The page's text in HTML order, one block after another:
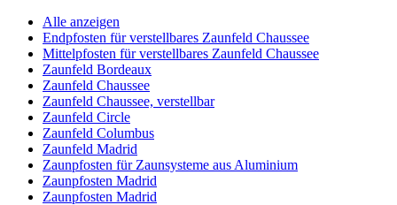
Alle anzeigen
Endpfosten für verstellbares Zaunfeld Chaussee
Mittelpfosten für verstellbares Zaunfeld Chaussee
Zaunfeld Bordeaux
Zaunfeld Chaussee
Zaunfeld Chaussee, verstellbar
Zaunfeld Circle
Zaunfeld Columbus
Zaunfeld Madrid
Zaunpfosten für Zaunsysteme aus Aluminium
Zaunpfosten Madrid
Zaunpfosten Madrid